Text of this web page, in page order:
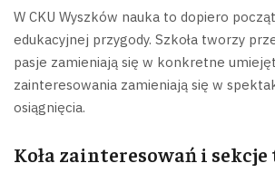
W CKU Wyszków nauka to dopiero
edukacyjnej przygody. Szkoła tworzy
pasje zamieniają się w konkretne
zainteresowania zamieniają się w
osiągnięcia.
Koła zainteresowań i